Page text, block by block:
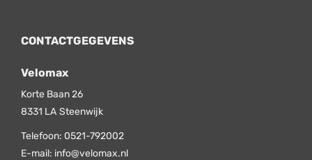
CONTACTGEGEVENS
Velomax
Korte Baan 26
8331 LA Steenwijk
Telefoon: 0521-792002
E-mail: info@velomax.nl